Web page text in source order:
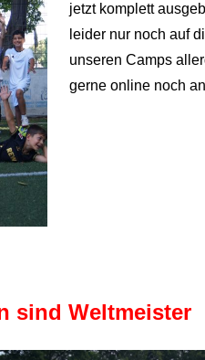
jetzt komplett
leider nur noch auf
unseren Camps
gerne online noch
sind Weltmeister